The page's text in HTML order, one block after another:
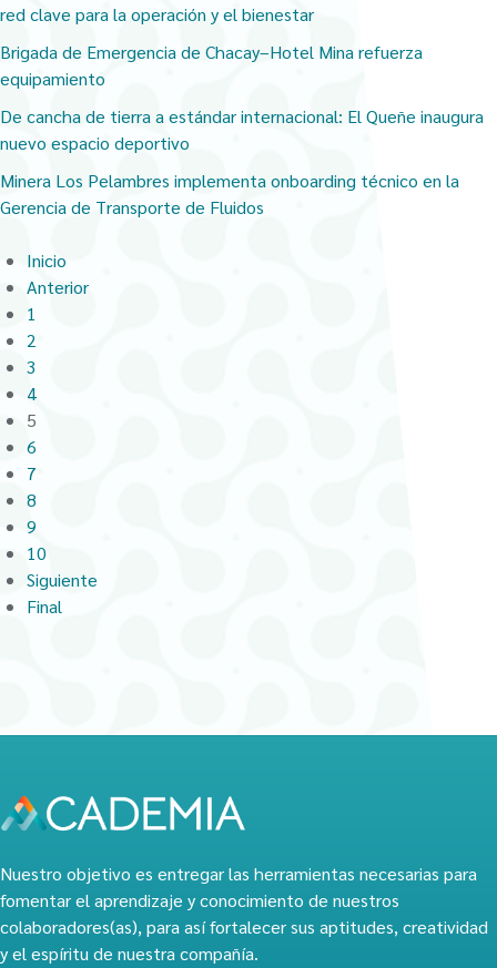
red clave para la operación y el bienestar
Brigada de Emergencia de Chacay–Hotel Mina refuerza
equipamiento
De cancha de tierra a estándar internacional: El Queñe inaugura
nuevo espacio deportivo
Minera Los Pelambres implementa onboarding técnico en la
Gerencia de Transporte de Fluidos
Inicio
Anterior
1
2
3
4
5
6
7
8
9
10
Siguiente
Final
Nuestro objetivo es entregar las herramientas necesarias para
fomentar el aprendizaje y conocimiento de nuestros
colaboradores(as), para así fortalecer sus aptitudes, creatividad
y el espíritu de nuestra compañía.